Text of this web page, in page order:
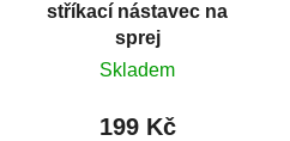
stříkací nástavec na
sprej
Skladem
199 Kč